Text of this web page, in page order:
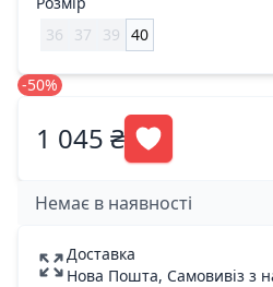
36
37 39 40
-50%
1 045 ₴
Немає в наявності
Доставка
Нова Пошта, Самовивіз з